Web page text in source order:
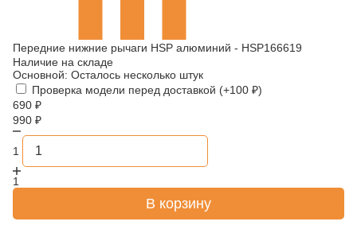
Передние нижние рычаги HSP алюминий - HSP166619
Наличие на складе
Основной: Осталось несколько штук
Проверка модели перед доставкой (+100 ₽)
690 ₽
990 ₽
1
1
В корзину